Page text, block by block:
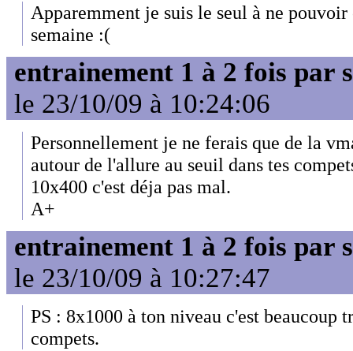
Apparemment je suis le seul à ne
semaine :(
entrainement 1 à 2 fois par
le 23/10/09 à 10:24:06
Personnellement je ne ferais que de la
autour de l'allure au seuil dans tes
10x400 c'est déja pas mal.
A+
entrainement 1 à 2 fois par
le 23/10/09 à 10:27:47
PS : 8x1000 à ton niveau c'est beaucoup
compets.